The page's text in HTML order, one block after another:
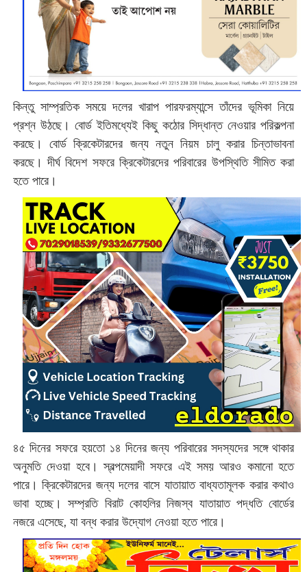
কিন্তু সাম্প্রতিক সময়ে দলের খারাপ পারফরম্যান্সে তাঁদের ভূমিকা নিয়ে
প্রশ্ন উঠছে। বোর্ড ইতিমধ্যেই কিছু কঠোর সিদ্ধান্ত নেওয়ার পরিকল্পনা
করছে। বোর্ড ক্রিকেটারদের জন্য নতুন নিয়ম চালু করার চিন্তাভাবনা
করছে। দীর্ঘ বিদেশ সফরে ক্রিকেটারদের পরিবারের উপস্থিতি সীমিত করা
হতে পারে।
৪৫ দিনের সফরে হয়তো ১৪ দিনের জন্য পরিবারের সদস্যদের সঙ্গে থাকার
অনুমতি দেওয়া হবে। স্বল্পমেয়াদী সফরে এই সময় আরও কমানো হতে
পারে। ক্রিকেটারদের জন্য দলের বাসে যাতায়াত বাধ্যতামূলক করার কথাও
ভাবা হচ্ছে। সম্প্রতি বিরাট কোহলির নিজস্ব যাতায়াত পদ্ধতি বোর্ডের
নজরে এসেছে, যা বন্ধ করার উদ্যোগ নেওয়া হতে পারে।